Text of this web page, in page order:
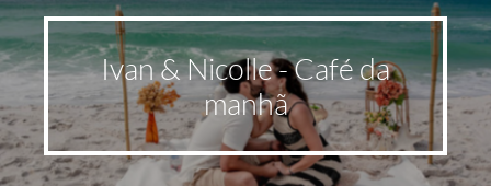
Ivan & Nicolle - Café da
manhã